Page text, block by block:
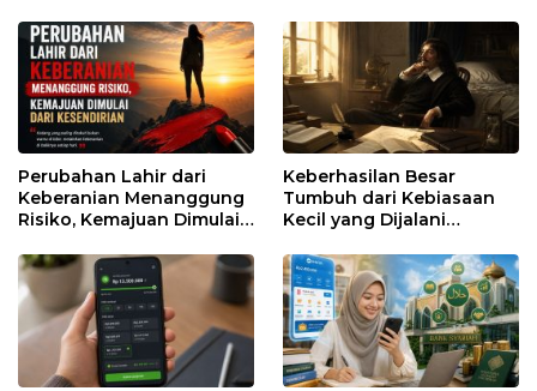
Perubahan Lahir dari
Keberanian Menanggung
Risiko, Kemajuan Dimulai
Keberhasilan Besar
Tumbuh dari Kebiasaan
Kecil yang Dijalani